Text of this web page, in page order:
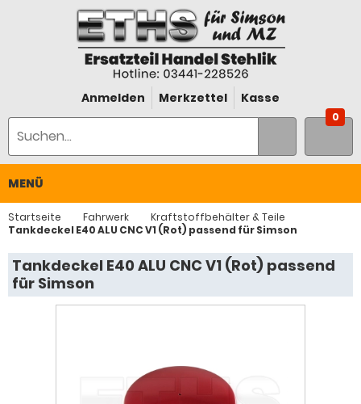
Anmelden Merkzettel Kasse
0
MENÜ
Startseite Fahrwerk
Kraftstoffbehälter & Teile
Tankdeckel E40 ALU CNC V1 (Rot) passend für Simson
Tankdeckel E40 ALU CNC V1 (Rot) passend
für Simson